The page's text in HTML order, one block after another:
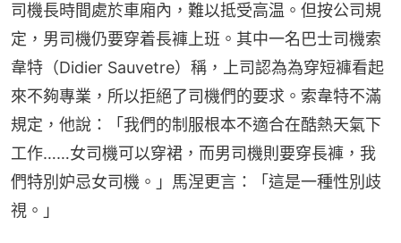
司機長時間處於車廂內，難以抵受高温。但按公司規
定，男司機仍要穿着長褲上班。其中一名巴士司機索
韋特（Didier Sauvetre）稱，上司認為為穿短褲看起
來不夠專業，所以拒絕了司機們的要求。索韋特不滿
規定，他說：「我們的制服根本不適合在酷熱天氣下
工作……女司機可以穿裙，而男司機則要穿長褲，我
們特別妒忌女司機。」馬涅更言：「這是一種性別歧
視。」